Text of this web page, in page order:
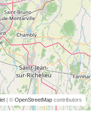
| © OpenStreetMap contributors